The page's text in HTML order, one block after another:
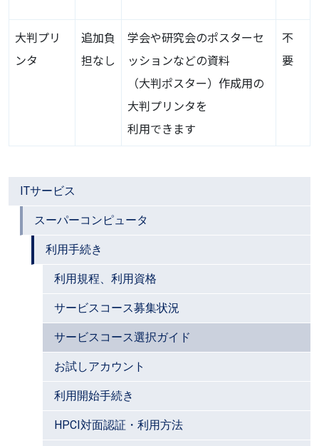
ITサービス
スーパーコンピュータ
利用手続き
利用規程、利用資格
サービスコース募集状況
サービスコース選択ガイド
お試しアカウント
利用開始手続き
HPCI対面認証・利用方法
大判プリ
ンタ
追加負
担なし
学会や研究会のポスターセ
ッションなどの資料
（大判ポスター）作成用の
大判プリンタを
利用できます
不
要